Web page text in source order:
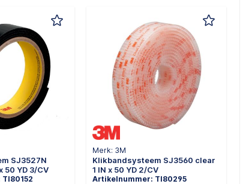
SJ3527N
50 YD 3/CV
Merk: 3M
Klikbandsysteem SJ3560 clear
1 IN x 50 YD 2/CV
Artikelnummer: TI80295